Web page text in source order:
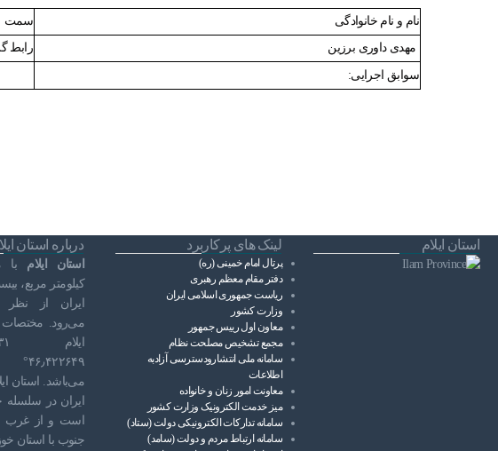
نام و نام خانوادگی سمت
مهدی داوری برزین
رابط
سوابق اجرایی:
استان ایلام لینک های پرکاربرد
پرتال امام خمینی (ره)
دفتر مقام معظم رهبری
ریاست ‌جمهوری اسلامی ایران
وزارت کشور
معاون اول رییس جمهور
مجمع تشخیص مصلحت نظام
سامانه ملی انتشارودسترسی آزادبه
اطلاعات
معاونت امور زنان و خانواده
میز خدمت الکترونیک وزارت کشور
سامانه تدارکات الکترونیکی دولت (ستاد)
سامانه ارتباط مردم و دولت (سامد)
درباره استان
استان ایلام
کیلومتر مربع،
ایران از
می‌رود. مختصات
می‌باشد. استان
ایران در سلسله
است و از غرب
جنوب با استان